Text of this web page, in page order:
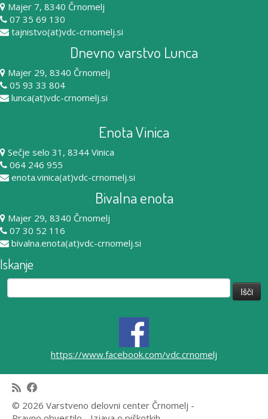
Majer 7, 8340 Črnomelj
07 35 69 130
tajnistvo(at)vdc-crnomelj.si
Dnevno varstvo Lunca
Majer 29, 8340 Črnomelj
05 93 33 804
lunca(at)vdc-crnomelj.si
Enota Vinica
Sečje selo 31, 8344 Vinica
064 246 955
enota.vinica(at)vdc-crnomelj.si
Bivalna enota
Majer 29, 8340 Črnomelj
07 30 52 116
bivalna.enota(at)vdc-crnomelj.si
Iskanje
Išči:
https://www.facebook.com/vdc.crnomelj
© 2026 Varstveno delovni center Črnomelj -